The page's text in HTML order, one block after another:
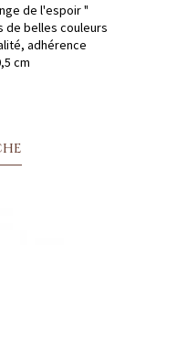
de l'espoir "
de belles couleurs
adhérence
cm